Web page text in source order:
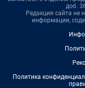
доб.
Редакция сайта не
информации,
Политика